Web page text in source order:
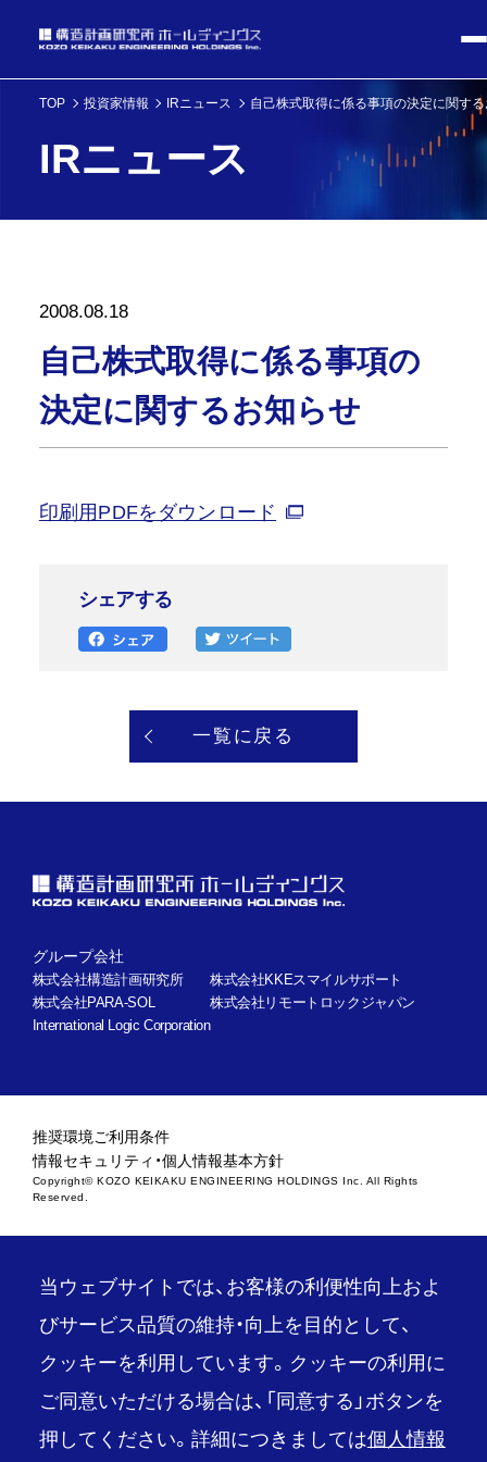
TOP 投資家情報 IRニュース 自己株式取得に係る事項の決定に関す
IRニュース
2008.08.18
自己株式取得に係る事項の
決定に関するお知らせ
印刷用PDFをダウンロード
シェアする
一覧に戻る
グループ会社
株式会社構造計画研究所
株式会社KKEスマイルサポート
株式会社PARA-SOL
株式会社リモートロックジャパン
International Logic Corporation
推奨環境ご利用条件
情報セキュリティ・個人情報基本方針
Copyright© KOZO KEIKAKU ENGINEERING HOLDINGS Inc. All Rights
Reserved.
当ウェブサイトでは、お客様の利便性向上およ
びサービス品質の維持・向上を目的として、
クッキーを利用しています。クッキーの利用に
ご同意いただける場合は、「同意する」ボタンを
押してください。詳細につきましては個人情報